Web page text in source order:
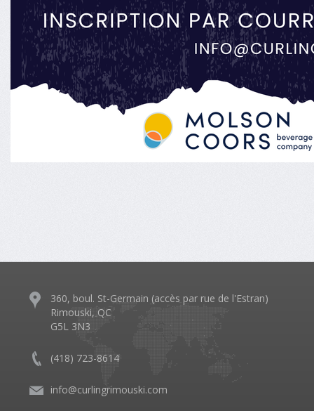
360, boul. St-Germain (accès par rue de l'Estran)
Rimouski, QC
G5L 3N3
(418) 723-8614
info@curlingrimouski.com